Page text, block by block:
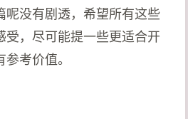
呢没有剧透，希望所有这些
，尽可能提一些更适合开
考价值。